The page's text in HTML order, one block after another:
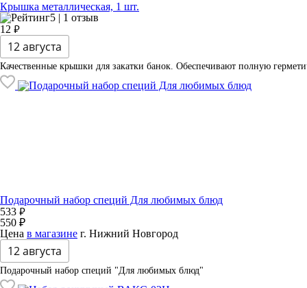
Крышка металлическая, 1 шт.
5 | 1 отзыв
12 ₽
12 августа
Качественные крышки для закатки банок. Обеспечивают полную
Подарочный набор специй Для любимых блюд
533 ₽
550 ₽
Цена в магазине г. Нижний Новгород
12 августа
Подарочный набор специй "Для любимых блюд"